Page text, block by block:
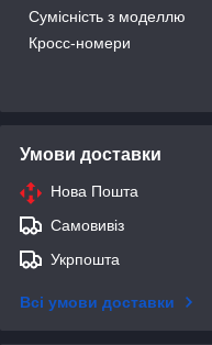
Сумісність з моделлю
Кросс-номери
Умови доставки
Нова Пошта
Самовивіз
Укрпошта
Всі умови доставки